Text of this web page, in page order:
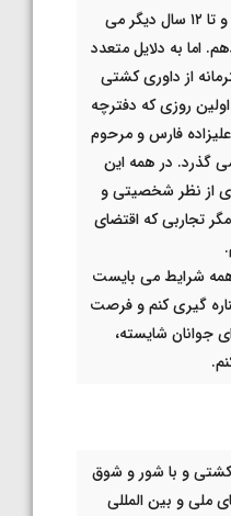
۴۸ سال سن دارم و تا ۱۲ سال دیگر می
اما به دلایل متعدد
از داوری کشتی
۲۲ سال از اولین روزی که دفترچه
فارس و مرحوم
گذرد. در همه این
از نظر شخصیتی و
تجاربی که اقتضای
همه شرایط می بایست
گیری کنم و فرصت
جوانان شایسته،
و با شور و شوق
ملی و بین المللی